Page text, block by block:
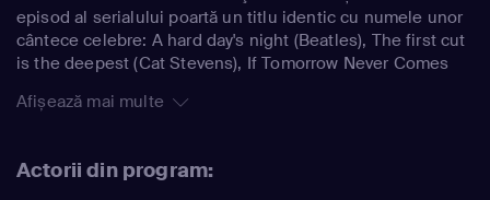
episod al serialului poartă un titlu identic cu numele unor
cântece celebre: A hard day's night (Beatles), The first cut
is the deepest (Cat Stevens), If Tomorrow Never Comes
Afișează mai multe
Actorii din program: